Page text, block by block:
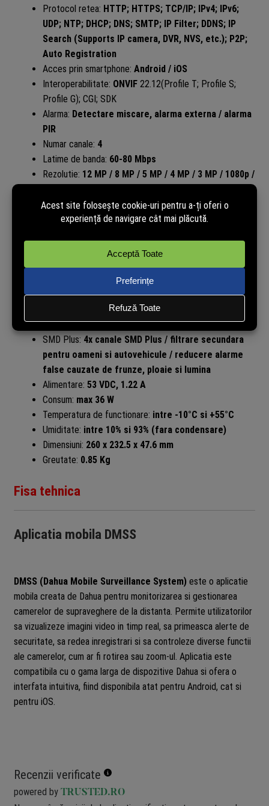
Protocol retea: HTTP; HTTPS; TCP/IP; IPv4; IPv6;
UDP; NTP; DHCP; DNS; SMTP; IP Filter; DDNS; IP
Search (Supports IP camera, DVR, NVS, etc.); P2P;
Auto Registration
Acces prin smartphone: Android / iOS
Interoperabilitate: ONVIF22.12(Profile T; Profile S;
Profile G); CGI; SDK
Alarma: Detectare miscare, alarma externa / alarma
PIR
Numar canale: 4
Latime de banda: 60-80 Mbps
Rezolutie: 12 MP / 8 MP / 5 MP / 4 MP / 3 MP / 1080p /
Compresie video:Smart H.265 / H.265 / Smart H.264 /
H.264 / MJPEG
1 x HDD, pana la 20 TB (neinclus)
Numar porturi PoE:4x RJ45 (10/100 Mbps, IEEE 802.3
Video:1x VGA / 1x HDMI
SMD Plus: 4x canale SMD Plus / filtrare secundara
pentru oameni si autovehicule / reducere alarme
false cauzate de frunze, ploaie si lumina
Alimentare: 53 VDC, 1.22 A
Consum: max 36 W
Temperatura de functionare: intre -10°C si +55°C
Umiditate: intre 10% si 93% (fara condensare)
Dimensiuni: 260 x 232.5 x 47.6 mm
Greutate: 0.85 Kg
Fisa tehnica
Aplicatia mobila DMSS
DMSS (Dahua Mobile Surveillance System)este o aplicatie
mobila creata de Dahua pentru monitorizarea si gestionarea
camerelor de supraveghere de la distanta. Permite utilizatorilor
sa vizualizeze imagini video in timp real, sa primeasca alerte de
securitate, sa redea inregistrari si sa controleze diverse functii
ale camerelor, cum ar fi rotirea sau zoom-ul. Aplicatia este
compatibila cu o gama larga de dispozitive Dahua si ofera o
interfata intuitiva, fiind disponibila atat pentru Android, cat si
pentru iOS.
Recenzii verificate
powered by TRUSTED.RO